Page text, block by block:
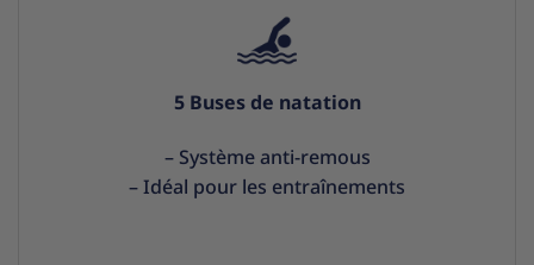
5 Buses de natation
– Système anti-remous
– Idéal pour les entraînements